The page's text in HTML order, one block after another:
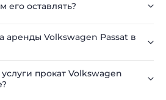
его оставлять?
аренды Volkswagen Passat в
прокат Volkswagen